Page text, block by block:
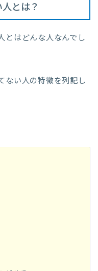
とは？
とはどんな人なんでし
ない人の特徴を列記し